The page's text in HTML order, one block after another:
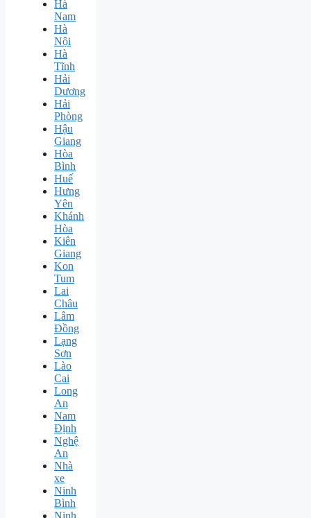
Hà
Nam
Hà
Nội
Hà
Tĩnh
Hải
Dương
Hải
Phòng
Hậu
Giang
Hòa
Bình
Huế
Hưng
Yên
Khánh
Hòa
Kiên
Giang
Kon
Tum
Lai
Châu
Lâm
Đồng
Lạng
Sơn
Lào
Cai
Long
An
Nam
Định
Nghệ
An
Nhà
xe
Ninh
Bình
Ninh